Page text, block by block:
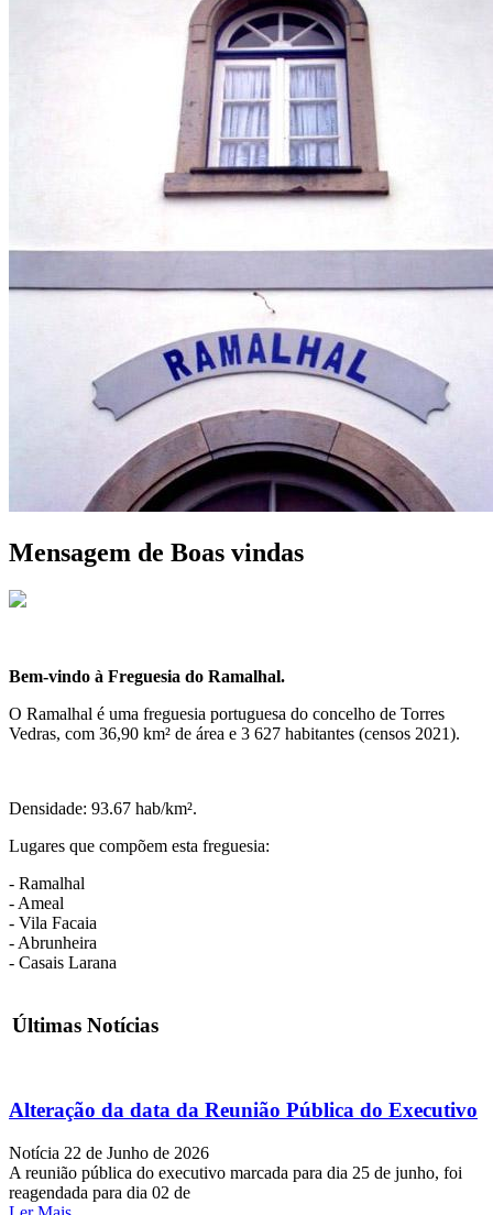
Mensagem de Boas vindas
Bem-vindo à Freguesia do Ramalhal.
O Ramalhal é uma freguesia portuguesa do concelho de Torres
Vedras, com 36,90 km² de área e 3 627 habitantes (censos 2021).
Densidade: 93.67 hab/km².
Lugares que compõem esta freguesia:
- Ramalhal
- Ameal
- Vila Facaia
- Abrunheira
- Casais Larana
Últimas Notícias
Alteração da data da Reunião Pública do Executivo
Notícia 22 de Junho de 2026
A reunião pública do executivo marcada para dia 25 de junho, foi
reagendada para dia 02 de